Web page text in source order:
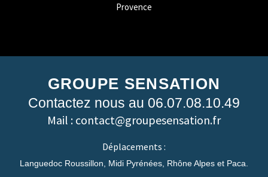
Provence
GROUPE SENSATION
Contactez nous au 06.07.08.10.49
Mail : contact@groupesensation.fr
Déplacements :
Languedoc Roussillon, Midi Pyrénées, Rhône Alpes et Paca.